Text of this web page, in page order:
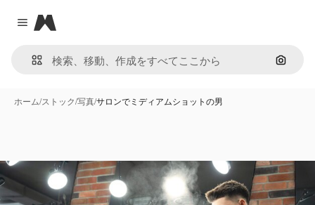
Close menu
Magnific
画像で
ホーム/ストック/写真/サロンでミディアムショットの男